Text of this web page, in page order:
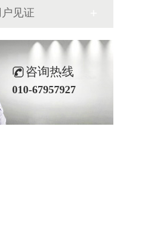
户见证
咨询热线
010-67957927